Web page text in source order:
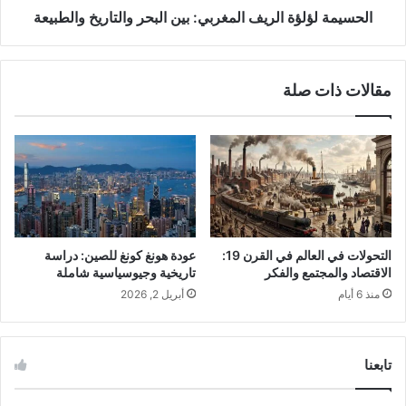
موحدة.
مرت الدولة بحقب رئيسية، من توحيد المغرب
إلى العصر الذهبي تحت حكم أحمد المنصور
الذهبي.
تميزت الدولة بتطور الحياة الثقافية والعلمية،
بالإضافة إلى إنجازات معمارية عظيمة مثل
قصر البديع.
رغم القوة التي حققتها، شهدت الدولة السعدية
صراعات داخلية وأوبئة أدت إلى نهايتها.
الدولة السعدية: النشأة والسياق
الحسيمة لؤلؤة الريف المغربي: بين البحر والتاريخ والطبيعة
مقالات ذات صلة
التحولات في العالم في القرن 19:
الاقتصاد والمجتمع والفكر
منذ 6 أيام
عودة هونغ كونغ للصين: دراسة
تاريخية وجيوسياسية شاملة
أبريل 2, 2026
تابعنا